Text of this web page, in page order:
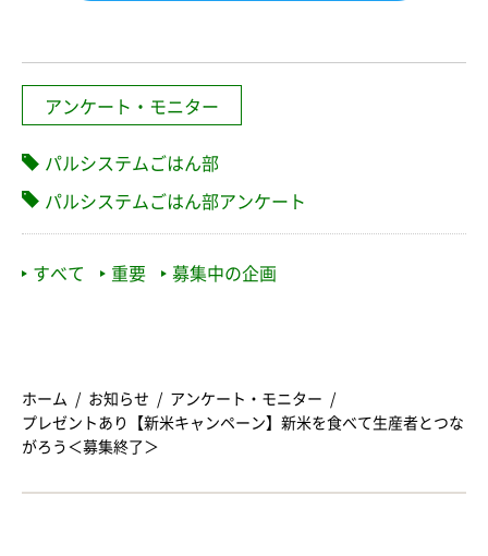
アンケート・モニター
パルシステムごはん部
パルシステムごはん部アンケート
すべて 重要 募集中の企画
ホーム お知らせ
アンケート・モニター
プレゼントあり【新米キャンペーン】新米を食べて生産者とつな
がろう＜募集終了＞